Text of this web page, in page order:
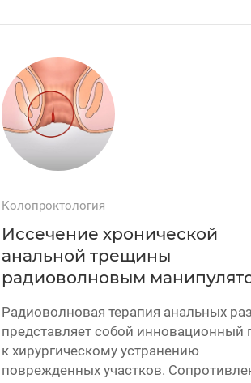
Колопроктология
Иссечение хронической
анальной трещины
радиоволновым
Радиоволновая терапия анальных
представляет собой инновационный
к хирургическому устранению
поврежденных участков.